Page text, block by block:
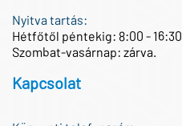
Nyitva tartás:
Hétfőtől péntekig: 8:00 - 16:30
Szombat-vasárnap: zárva.
Kapcsolat